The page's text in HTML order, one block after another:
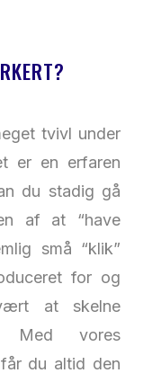
tvivl under
er en erfaren
du stadig gå
af at “have
små “klik”
for og
at skelne
Med vores
du altid den